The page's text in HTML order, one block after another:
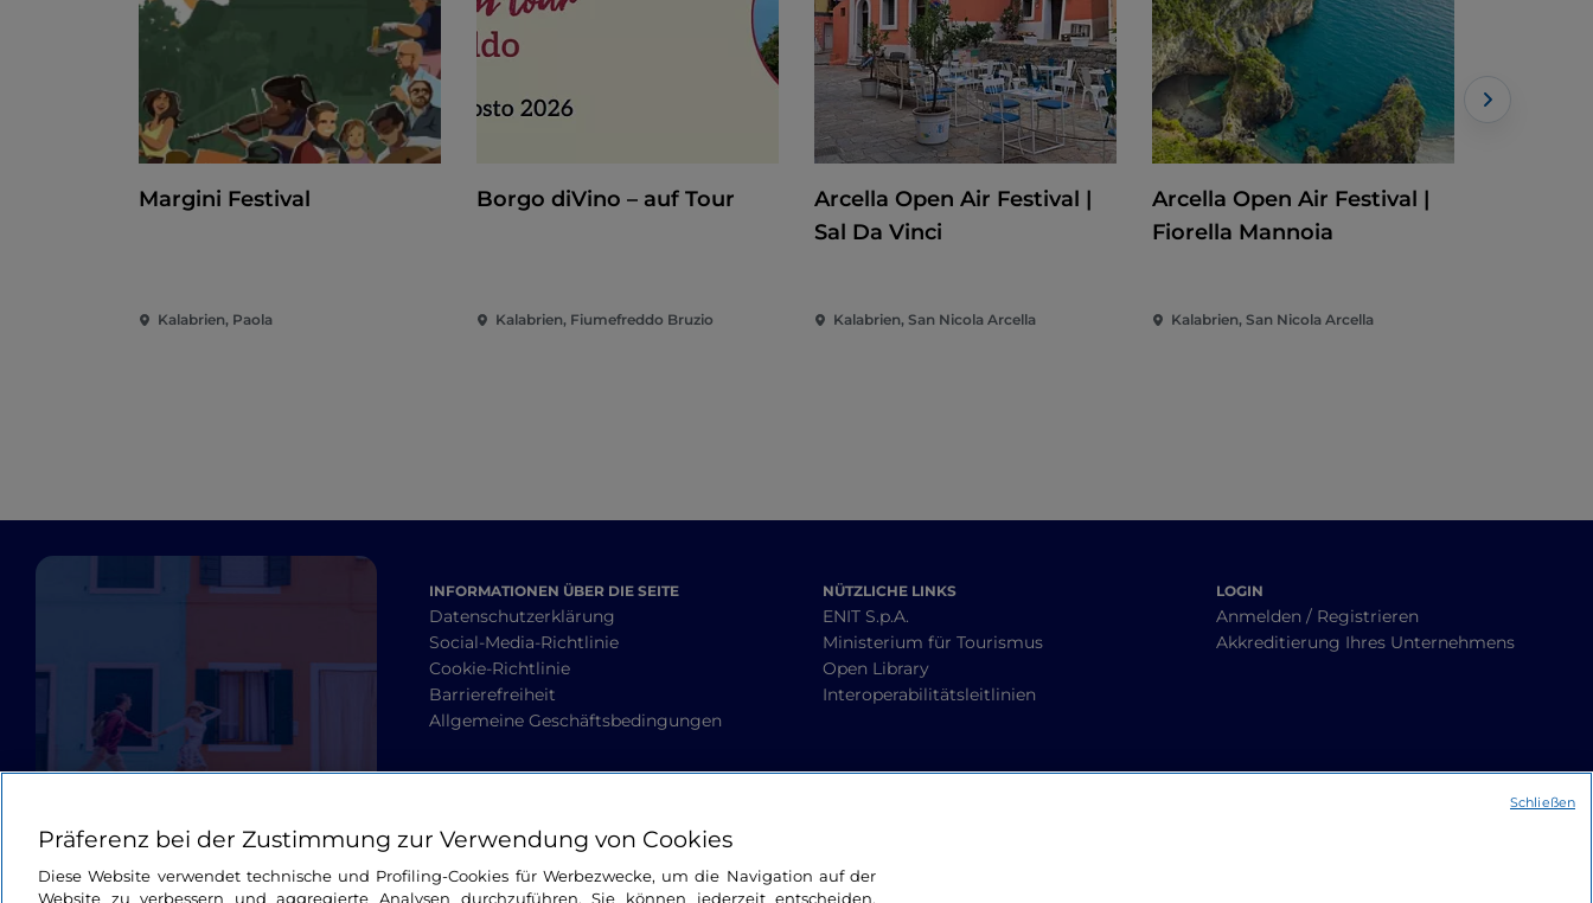
Margini Festival
Kalabrien, Paola
Borgo diVino – auf Tour
Kalabrien, Fiumefreddo Bruzio
Arcella Open Air Festival |
Sal Da Vinci
Kalabrien, San Nicola Arcella
Arcella Open Air Festival |
Fiorella Mannoia
Kalabrien, San Nicola Arcella
INFORMATIONEN ÜBER DIE SEITE
Datenschutzerklärung
Social-Media-Richtlinie
Cookie-Richtlinie
Barrierefreiheit
Allgemeine Geschäftsbedingungen
NÜTZLICHE LINKS
ENIT S.p.A.
Ministerium für Tourismus
Open Library
Interoperabilitätsleitlinien
LOGIN
Anmelden / Registrieren
Akkreditierung Ihres Unternehmens
Präferenz bei der Zustimmung zur Verwendung von Cookies
Diese Website verwendet technische und Profiling-Cookies für Werbezwecke, um die Navigation auf der
Website zu verbessern und aggregierte Analysen durchzuführen. Sie können jederzeit entscheiden,
Schließen